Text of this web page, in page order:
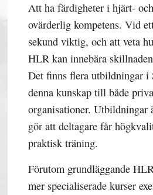
Att ha färdigheter i hjärt-
ovärderlig kompetens. Vid
sekund viktig, och att veta
HLR kan innebära
Det finns flera utbildningar i
denna kunskap till både
organisationer. Utbildningar
gör att deltagare får
praktisk träning.
Förutom grundläggande
mer specialiserade kurser